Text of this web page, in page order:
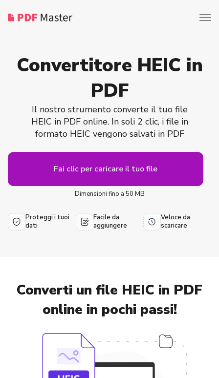
Convertitore HEIC in
PDF
Il nostro strumento converte il tuo file
HEIC in PDF online. In soli 2 clic, i file in
formato HEIC vengono salvati in PDF
Fai clic per caricare il tuo file
Dimensioni fino a 50 MB
Proteggi i tuoi
dati
Facile da
aggiungere
Veloce da
scaricare
Converti un file HEIC in PDF
online in pochi passi!